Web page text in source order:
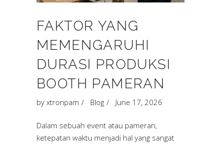
FAKTOR YANG
MEMENGARUHI
DURASI PRODUKSI
BOOTH PAMERAN
by xtronpam Blog June 17, 2026
Dalam sebuah event atau pameran,
ketepatan waktu menjadi hal yang sangat